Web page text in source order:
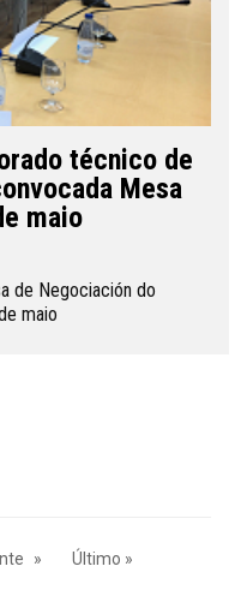
técnico de
Mesa
maio
de Negociación do
maio
Último »